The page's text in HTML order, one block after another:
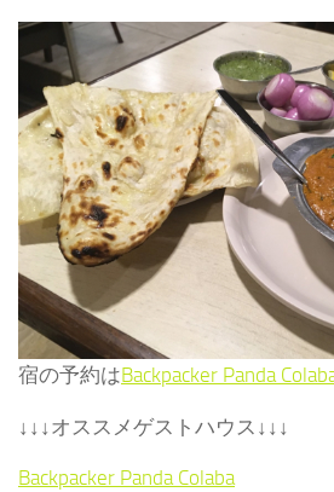
宿の予約はBackpacker Panda
↓↓↓オススメゲストハウス↓↓↓
Backpacker Panda Colaba